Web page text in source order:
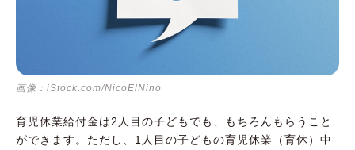
画像：iStock.com/NicoElNino
育児休業給付金は2人目の子どもでも、もちろんもらうこと
ができます。ただし、1人目の子どもの育児休業（育休）中